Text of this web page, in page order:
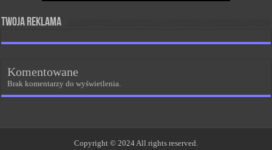
Twoja reklama
Komentowane
Brak komentarzy do wyświetlenia.
Copyright © 2024 All rights reserved.